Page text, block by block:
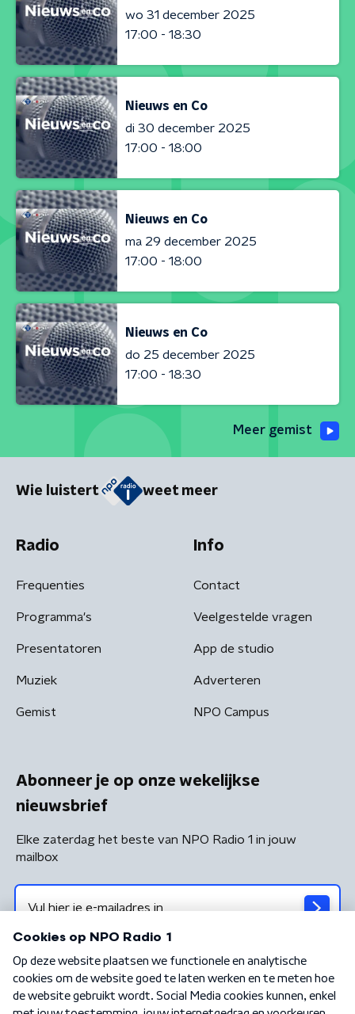
wo 31 december 2025
17:00 - 18:30
Nieuws en Co
di 30 december 2025
17:00 - 18:00
Nieuws en Co
ma 29 december 2025
17:00 - 18:00
Nieuws en Co
do 25 december 2025
17:00 - 18:30
Meer gemist
Wie luistert weet meer
Radio
Frequenties
Programma's
Presentatoren
Muziek
Gemist
Info
Contact
Veelgestelde vragen
App de studio
Adverteren
NPO Campus
Abonneer je op onze wekelijkse
nieuwsbrief
Elke zaterdag het beste van NPO Radio 1 in jouw
mailbox
Algemene voorwaarden